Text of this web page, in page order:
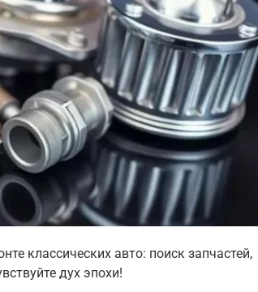
классических авто: поиск запчастей,
дух эпохи!